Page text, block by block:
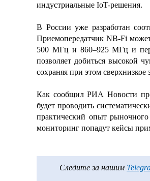
индустриальные IoT-решения.
В России уже разработан
Приемопередатчик NB-Fi
500 МГц и 860–925 МГц и
позволяет добиться высокой
сохраняя при этом сверхнизкое
Как сообщил РИА Новости
будет проводить
практический опыт
мониторинг попадут кейсы
Следите за нашим